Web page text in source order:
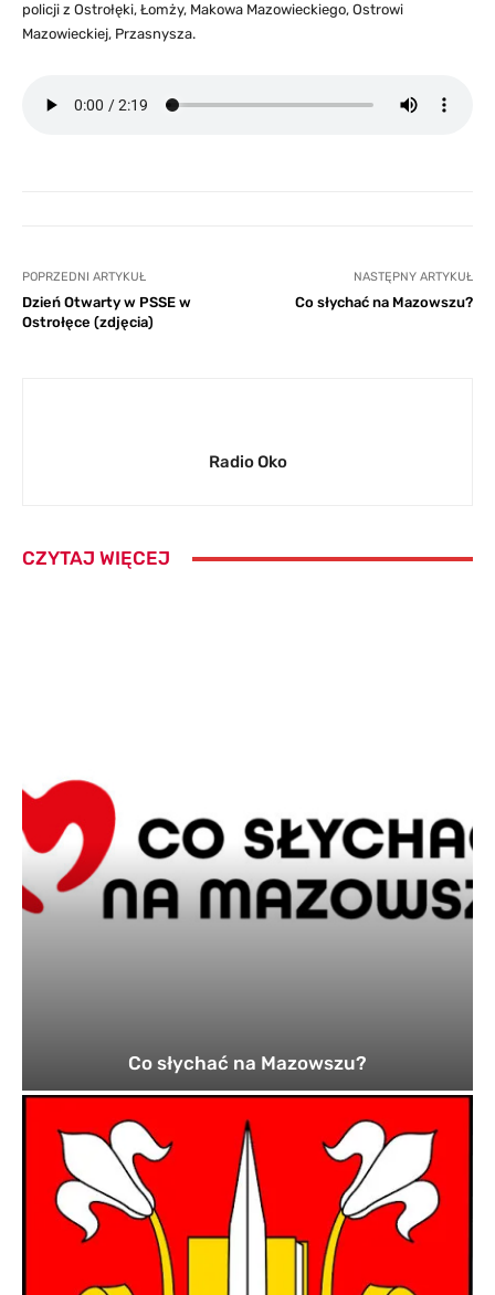
policji z Ostrołęki, Łomży, Makowa Mazowieckiego, Ostrowi
Mazowieckiej, Przasnysza.
POPRZEDNI ARTYKUŁ
Dzień Otwarty w PSSE w
Ostrołęce (zdjęcia)
NASTĘPNY ARTYKUŁ
Co słychać na Mazowszu?
Radio Oko
CZYTAJ WIĘCEJ
Co słychać na Mazowszu?